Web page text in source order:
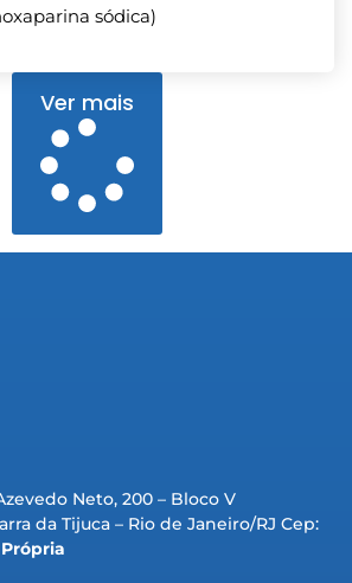
sódica)
Ver mais
Neto, 200 – Bloco V
da Tijuca – Rio de Janeiro/RJ Cep: